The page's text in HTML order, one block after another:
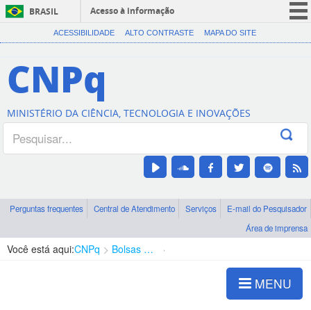
BRASIL
Acesso à informação
CORONAVÍRUS (COVID-19)
Canais
ACESSIBILIDADE ALTO CONTRASTE MAPA DO SITE
CNPq
MINISTÉRIO DA CIÊNCIA, TECNOLOGIA E INOVAÇÕES
Perguntas frequentes Central de Atendimento Serviços
E-mail do Pesquisador
Área de imprensa
Você está aqui:CNPq Bolsas e Auxílios Vigentes
MENU